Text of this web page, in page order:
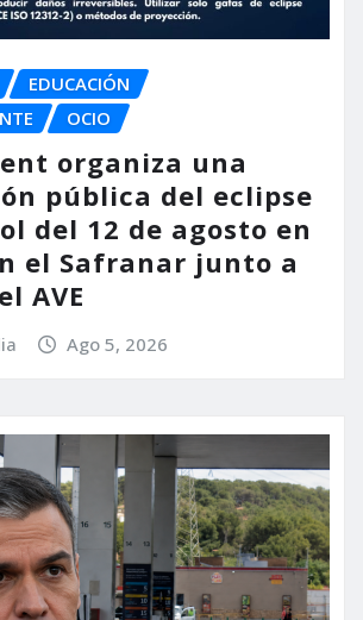
EDUCACIÓN
OCIO
organiza una
pública del eclipse
del 12 de agosto en
el Safranar junto a
AVE
Ago 5, 2026